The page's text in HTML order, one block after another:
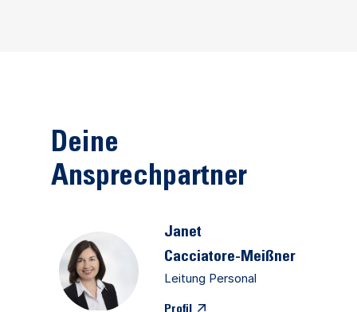
Deine
Ansprechpartner
Janet
Cacciatore-Meißner
Leitung Personal